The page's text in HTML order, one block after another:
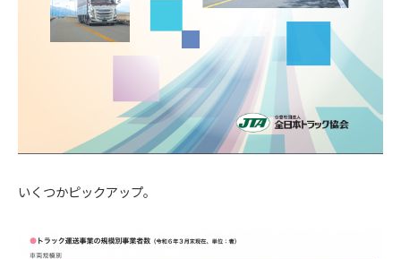
いくつかピックアップ。